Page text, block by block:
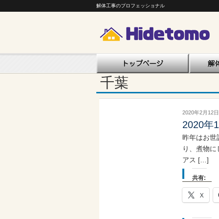
解体工事のプロフェッショナル
千葉
2020年2月12日
2020年
昨年はお世
り、煮物
アス […]
共有:
X